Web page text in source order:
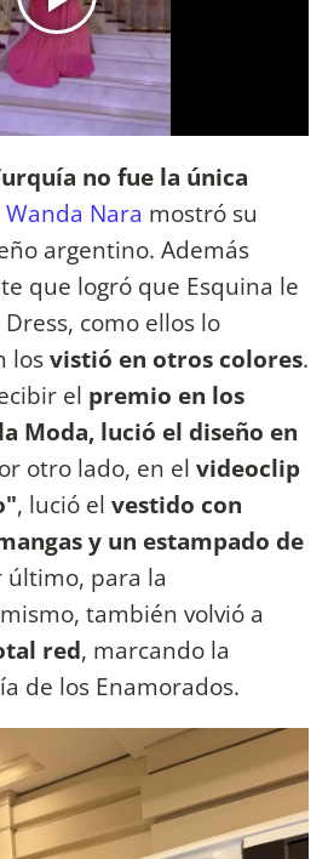
no fue la única
Wanda Nara mostró su
argentino. Además
que logró que Esquina le
como ellos lo
losvistió en otros colores.
el premio en los
Moda, lució el diseño en
otro lado, en el videoclip
, lució el vestido con
y un estampado de
último, para la
también volvió a
red, marcando la
de los Enamorados.